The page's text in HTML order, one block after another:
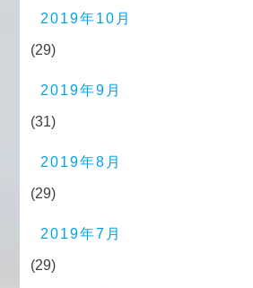
2019年10月
(29)
2019年9月
(31)
2019年8月
(29)
2019年7月
(29)